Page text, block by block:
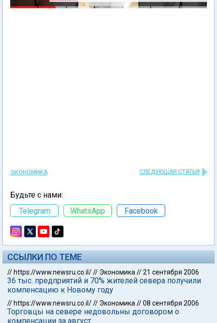
ЭКОНОМИКА СЛЕДУЮЩАЯ СТАТЬЯ
Будьте с нами:
Telegram
WhatsApp Facebook
ССЫЛКИ ПО ТЕМЕ
// https://www.newsru.co.il/// Экономика //21 сентября 2006
36 тыс. предприятий и 70% жителей севера получили
компенсацию к Новому году
// https://www.newsru.co.il/// Экономика //08 сентября 2006
Торговцы на севере недовольны договором о
компенсации за август